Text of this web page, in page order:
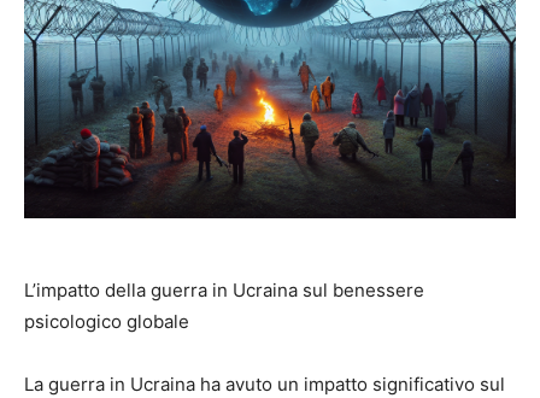
L’impatto della guerra in Ucraina sul benessere
psicologico globale
La guerra in Ucraina ha avuto un impatto significativo sul